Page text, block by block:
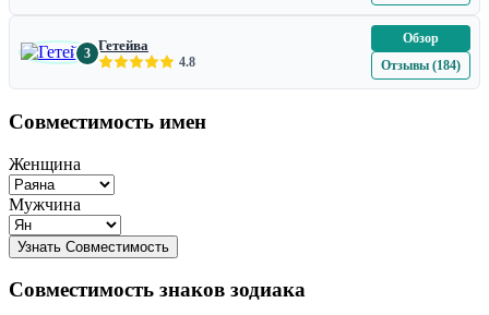
3 Гетейва
4.8
Обзор
Отзывы (184)
Совместимость имен
Женщина
Мужчина
Совместимость знаков зодиака